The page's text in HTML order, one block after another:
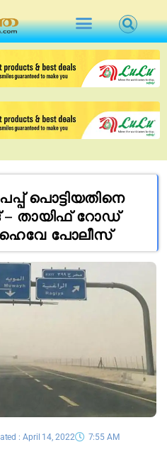
പൊട്ടിയതിനെ
– തായിഫ് റോഡ്
പോലീസ്
: April 14, 2022
7:55 AM